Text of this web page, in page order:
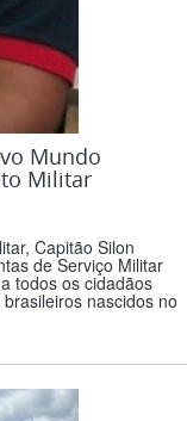
Mundo
Militar
Capitão Silon
de Serviço Militar
todos os cidadãos
nascidos no